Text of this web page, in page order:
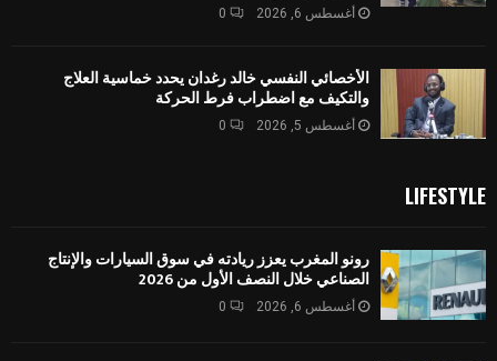
أغسطس 6, 2026 0
الأخصائي النفسي خالد رغدان يحدد خماسية العلاج
والتكيف مع اضطراب فرط الحركة
أغسطس 5, 2026 0
LIFESTYLE
رونو المغرب يعزز ريادته في سوق السيارات والإنتاج
الصناعي خلال النصف الأول من 2026
أغسطس 6, 2026 0